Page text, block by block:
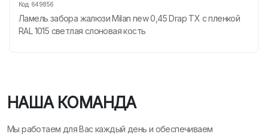
Код: 649856
Ламель забора жалюзи Milan new 0,45 Drap TX с пленкой
RAL 1015 светлая слоновая кость
НАША КОМАНДА
Мы работаем для Вас каждый день и обеспечиваем